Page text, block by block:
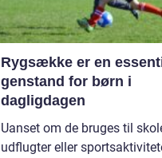
Rygsække er en
genstand for børn i
dagligdagen
Uanset om de bruges til
udflugter eller